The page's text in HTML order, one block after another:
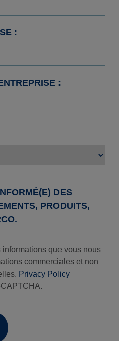
:
:
DES
PRODUITS,
que vous nous
commerciales et non
Privacy Policy